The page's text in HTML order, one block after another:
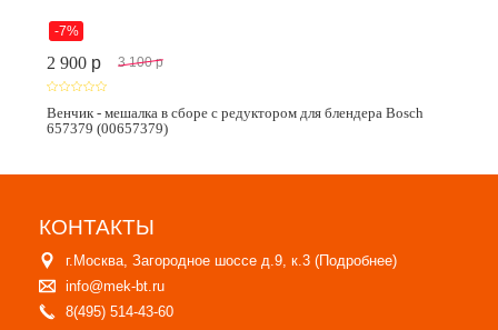
-7%
2 900 p 3 100 p
Венчик - мешалка в сборе с редуктором для блендера Bosch
657379 (00657379)
КОНТАКТЫ
г.Москва, Загородное шоссе д.9, к.3 (Подробнее)
info@mek-bt.ru
8(495) 514-43-60